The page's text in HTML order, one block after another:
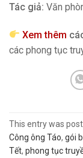
Tác giả: Văn
Xem thêm
các phong tục
This entry was
Công ông Táo, gói
Tết, phong tục